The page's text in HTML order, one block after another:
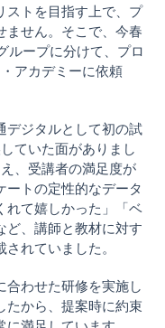
ストを目指す上で、プ
ません。そこで、今春
ループに分けて、プロ
アカデミーに依頼
デジタルとして初の試
ていた面がありまし
、受講者の満足度が
トの定性的なデータ
れて嬉しかった」「ベ
ど、講師と教材に対す
れていました。
合わせた研修を実施し
たから、提案時に約束